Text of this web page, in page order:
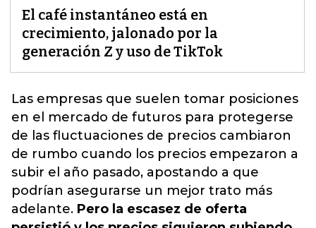
El café instantáneo está en
crecimiento, jalonado por la
generación Z y uso de TikTok
Las empresas que suelen tomar posiciones
en el mercado de futuros para protegerse
de las fluctuaciones de precios cambiaron
de rumbo cuando los precios empezaron a
subir el año pasado, apostando a que
podrían asegurarse un mejor trato más
adelante. Pero la escasez de oferta